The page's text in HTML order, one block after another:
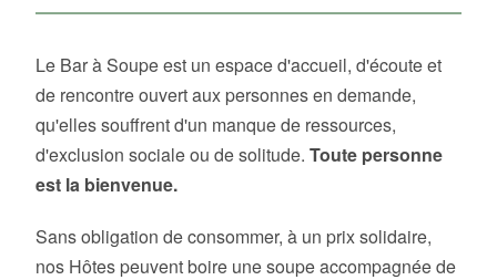
Le Bar à Soupe est un espace d'accueil, d'écoute et
de rencontre ouvert aux personnes en demande,
qu'elles souffrent d'un manque de ressources,
d'exclusion sociale ou de solitude. Toute personne
est la bienvenue.
Sans obligation de consommer, à un prix solidaire,
nos Hôtes peuvent boire une soupe accompagnée de